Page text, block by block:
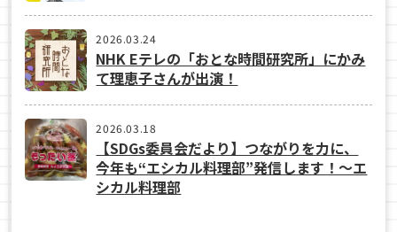
2026.03.24
NHK Eテレの「おとな時間研究所」にかみ
て理恵子さんが出演！
2026.03.18
【SDGs委員会だより】つながりを力に、
今年も“エシカル料理部”発信します！～エ
シカル料理部